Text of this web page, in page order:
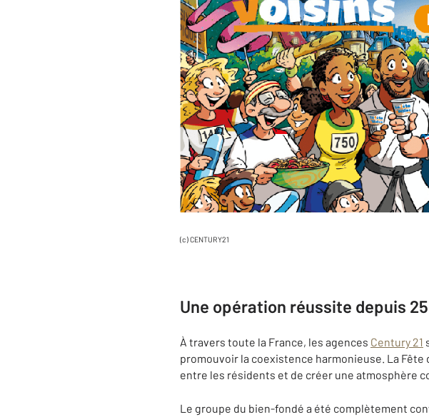
(c) CENTURY21
Une opération réussite depuis
À travers toute la France, les agences Century 21
promouvoir la coexistence harmonieuse. La
entre les résidents et de créer une atmosphère
Le groupe du bien-fondé a été complètement